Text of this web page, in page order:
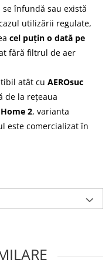
înfundă sau există
utilizării regulate,
cel puțin o dată pe
fără filtrul de aer
atât cu AEROsuc
de la rețeaua
Home 2, varianta
este comercializat în